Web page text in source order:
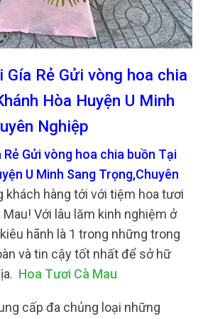
Rẻ Gửi vòng hoa chia
Hòa Huyện U Minh
Nghiệp
Gửi vòng hoa chia buồn Tại
U Minh Sang Trọng,Chuyên
khách hàng tới với tiệm hoa tươi
Với lâu lăm kinh nghiệm ở
hãnh là 1 trong những trong
và tin cậy tốt nhất để sở hữ
Hoa Tươi Cà Mau
cấp đa chủng loại những